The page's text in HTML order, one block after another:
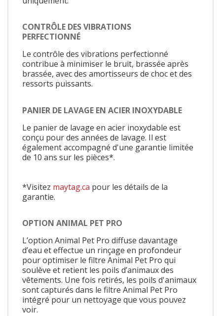
CONTRÔLE DES VIBRATIONS
PERFECTIONNÉ
Le contrôle des vibrations perfectionné
contribue à minimiser le bruit, brassée après
brassée, avec des amortisseurs de choc et des
ressorts puissants.
PANIER DE LAVAGE EN ACIER INOXYDABLE
Le panier de lavage en acier inoxydable est
conçu pour des années de lavage. Il est
également accompagné d'une garantie limitée
de 10 ans sur les pièces*.
*Visitez maytag.ca pour les détails de la
garantie.
OPTION ANIMAL PET PRO
L’option Animal Pet Pro diffuse davantage
d’eau et effectue un rinçage en profondeur
pour optimiser le filtre Animal Pet Pro qui
soulève et retient les poils d’animaux des
vêtements. Une fois retirés, les poils d'animaux
sont capturés dans le filtre Animal Pet Pro
intégré pour un nettoyage que vous pouvez
voir.